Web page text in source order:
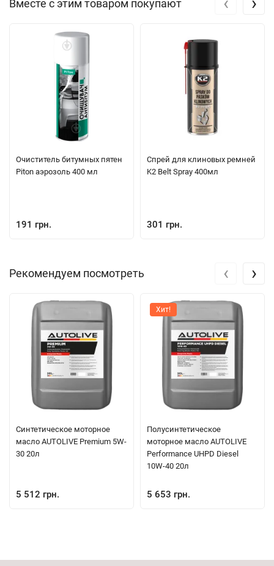
Вместе с этим товаром покупают
Очиститель битумных пятен
Piton аэрозоль 400 мл
191 грн.
Спрей для клиновых ремней
K2 Belt Spray 400мл
301 грн.
Рекомендуем посмотреть
Синтетическое моторное
масло AUTOLIVE Premium 5W-
30 20л
5 512 грн.
Хит!
Полуcинтетическое
моторное масло AUTOLIVE
Performance UHPD Diesel
10W-40 20л
5 653 грн.
‹ ›